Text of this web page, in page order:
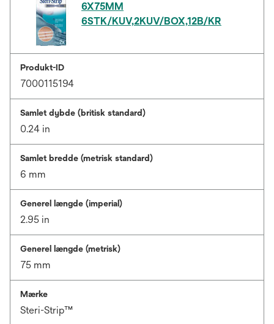
6X75MM
6STK/KUV,2KUV/BOX,12B/KR
Produkt-ID
7000115194
Samlet dybde (britisk standard)
0.24 in
Samlet bredde (metrisk standard)
6 mm
Generel længde (imperial)
2.95 in
Generel længde (metrisk)
75 mm
Mærke
Steri-Strip™